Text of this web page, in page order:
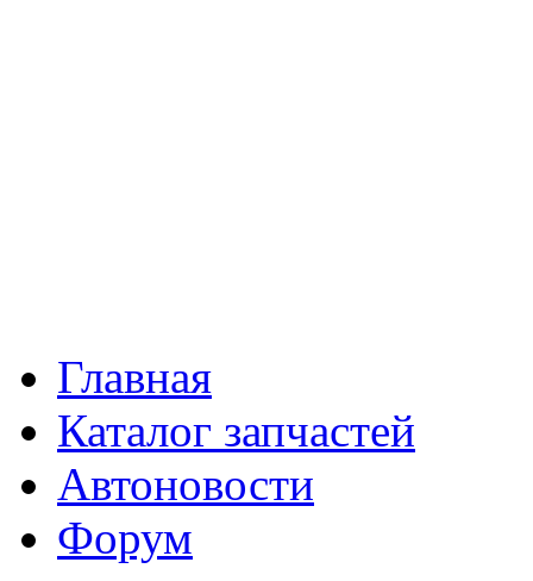
Главная
Каталог запчастей
Автоновости
Форум